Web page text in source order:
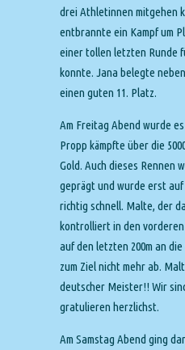
drei Athletinnen mitgehen
entbrannte ein Kampf um
einer tollen letzten Runde
konnte. Jana belegte
einen guten 11. Platz.
Am Freitag Abend wurde
Propp kämpfte über die
Gold. Auch dieses Rennen
geprägt und wurde erst auf
richtig schnell. Malte, der
kontrolliert in den
auf den letzten 200m an
zum Ziel nicht mehr ab.
deutscher Meister!! Wir
gratulieren herzlichst.
Am Samstag Abend ging